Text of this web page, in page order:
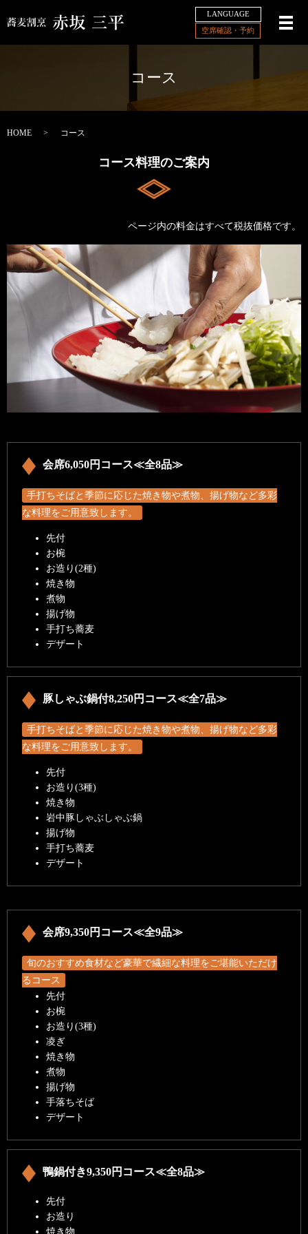
LANGUAGE
空席確認・予約
メ
コース
HOME コース
コース料理のご案内
ページ内の料金はすべて税抜価格です。
会席6,050円コース≪全8品≫
手打ちそばと季節に応じた焼き物や煮物、揚げ物など多彩
な料理をご用意致します。
先付
お椀
お造り(2種)
焼き物
煮物
揚げ物
手打ち蕎麦
デザート
豚しゃぶ鍋付8,250円コース≪全7品≫
手打ちそばと季節に応じた焼き物や煮物、揚げ物など多彩
な料理をご用意致します。
先付
お造り(3種)
焼き物
岩中豚しゃぶしゃぶ鍋
揚げ物
手打ち蕎麦
デザート
会席9,350円コース≪全9品≫
旬のおすすめ食材など豪華で繊細な料理をご堪能いただけ
るコース
先付
お椀
お造り(3種)
凌ぎ
焼き物
煮物
揚げ物
手落ちそば
デザート
鴨鍋付き9,350円コース≪全8品≫
先付
お造り
焼き物